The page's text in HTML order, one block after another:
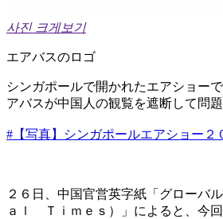
사진 크게보기
エアバスのロゴ
シンガポールで開かれたエアショー
アバスが中国人の観覧を遮断して問題
#【写真】シンガポールエアショー２
２６日、中国官営英字紙「グローバ
ａｌ Ｔｉｍｅｓ）」によると、今